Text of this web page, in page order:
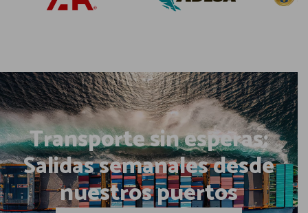
Transporte sin esperas:
Salidas semanales desde
nuestros puertos